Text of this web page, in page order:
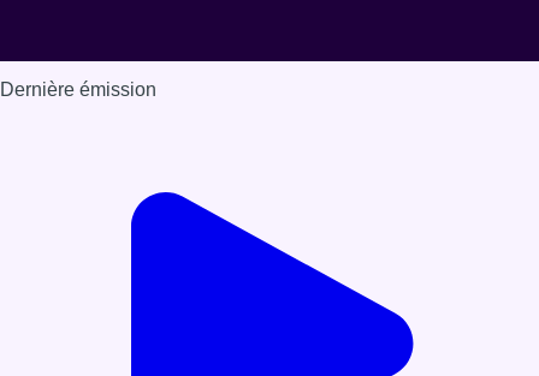
Dernière émission